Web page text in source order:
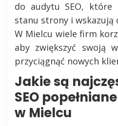
do audytu SEO, które
stanu strony i wskazują
W Mielcu wiele firm
aby zwiększyć swoją
przyciągnąć nowych
Jakie są
SEO
w Mielcu